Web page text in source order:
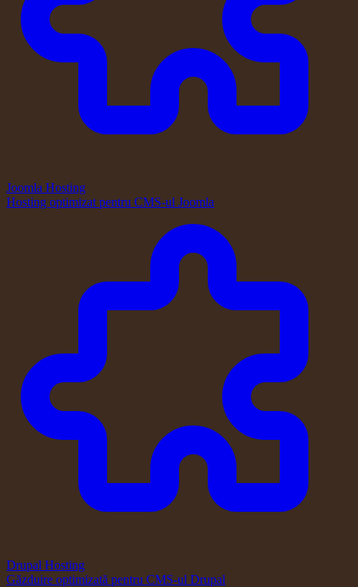
Joomla Hosting
Hosting optimizat pentru CMS-ul Joomla
Drupal Hosting
Găzduire optimizată pentru CMS-ul Drupal